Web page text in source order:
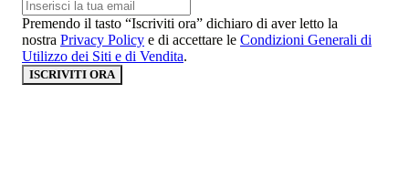
Premendo il tasto “Iscriviti ora” dichiaro di aver letto la
nostra Privacy Policy e di accettare le Condizioni Generali di
Utilizzo dei Siti e di Vendita.
ISCRIVITI ORA